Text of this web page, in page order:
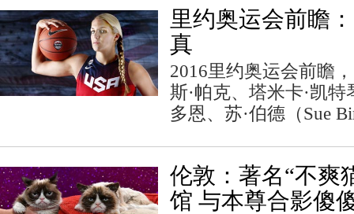
里约奥运会前瞻
真
2016里约奥运会前瞻
斯·帕克、塔米卡·凯特
多恩、苏·伯德（Sue
伦敦：著名“不爽
馆 与本尊合影傻